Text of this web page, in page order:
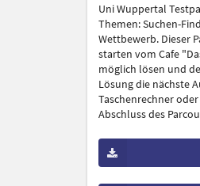
Uni Wuppertal
Themen: Suchen-
Wettbewerb. Dieser
starten vom Cafe
möglich lösen und
Lösung die nächste
Taschenrechner
Abschluss des